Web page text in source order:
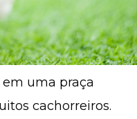
em uma praça
cachorreiros.